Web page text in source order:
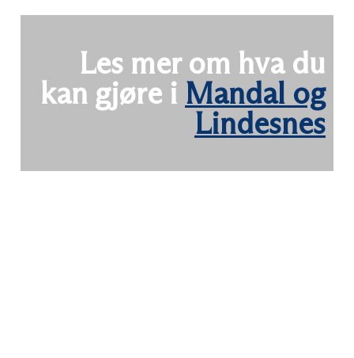
Les mer om hva du
kan gjøre i Mandal og
Lindesnes